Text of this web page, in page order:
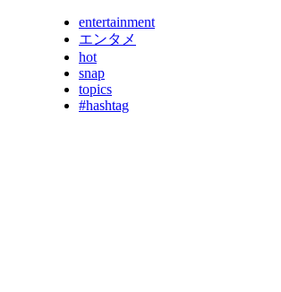
entertainment
エンタメ
hot
snap
topics
#hashtag